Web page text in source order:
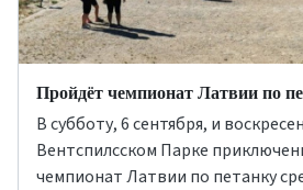
Пройдёт чемпионат Латвии по
В субботу, 6 сентября, и
Вентспилсском Парке
чемпионат Латвии по петанку